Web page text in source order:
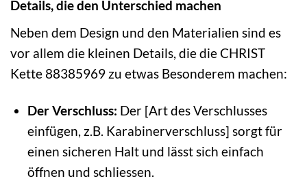
Details, die den Unterschied machen
Neben dem Design und den Materialien sind es
vor allem die kleinen Details, die die CHRIST
Kette 88385969 zu etwas Besonderem machen:
Der Verschluss: Der [Art des Verschlusses
einfügen, z.B. Karabinerverschluss] sorgt für
einen sicheren Halt und lässt sich einfach
öffnen und schliessen.